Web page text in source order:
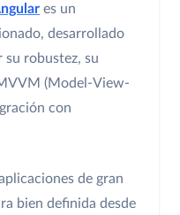
es un
desarrollado
su robustez, su
(Model-View-
con
de gran
bien definida desde